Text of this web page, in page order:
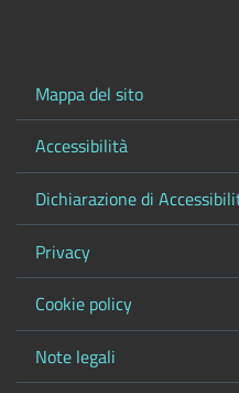
Mappa del sito
Accessibilità
Dichiarazione di
Privacy
Cookie policy
Note legali